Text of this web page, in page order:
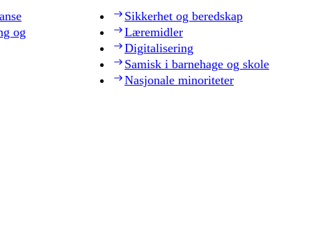
og
Sikkerhet og beredskap
Læremidler
Digitalisering
Samisk i barnehage og skole
Nasjonale minoriteter